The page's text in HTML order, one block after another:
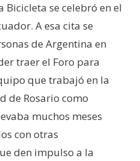
Bicicleta se celebró en el
A esa cita se
de Argentina en
traer el Foro para
que trabajó en la
de Rosario como
muchos meses
con otras
den impulso a la